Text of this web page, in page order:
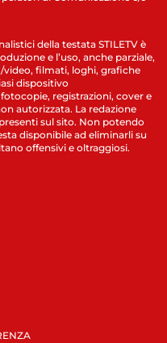
della testata STILETV è
e l’uso, anche parziale,
filmati, loghi, grafiche
dispositivo
registrazioni, cover e
autorizzata. La redazione
sul sito. Non potendo
disponibile ad eliminarli su
offensivi e oltraggiosi.